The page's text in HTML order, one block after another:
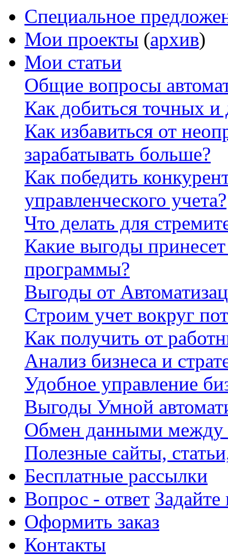
Специальное
Мои проекты (архив)
Мои статьи
Общие вопросы
Как добиться точных
Как избавиться от
зарабатывать больше?
Как победить
управленческого учета?
Что делать для
Какие выгоды
программы?
Выгоды от
Строим учет вокруг
Как получить от
Анализ бизнеса и
Удобное управление
Выгоды Умной
Обмен данными между
Полезные сайты,
Бесплатные рассылки
Вопрос - ответ
Оформить заказ
Контакты